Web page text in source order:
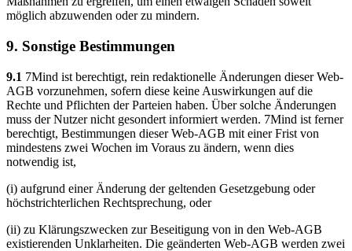
möglich abzuwenden oder zu mindern.
9. Sonstige Bestimmungen
9.1 7Mind ist berechtigt, rein redaktionelle Änderungen dieser Web-
AGB vorzunehmen, sofern diese keine Auswirkungen auf die
Rechte und Pflichten der Parteien haben. Über solche Änderungen
muss der Nutzer nicht gesondert informiert werden. 7Mind ist ferner
berechtigt, Bestimmungen dieser Web-AGB mit einer Frist von
mindestens zwei Wochen im Voraus zu ändern, wenn dies
notwendig ist,
(i) aufgrund einer Änderung der geltenden Gesetzgebung oder
höchstrichterlichen Rechtsprechung, oder
(ii) zu Klärungszwecken zur Beseitigung von in den Web-AGB
existierenden Unklarheiten. Die geänderten Web-AGB werden zwei